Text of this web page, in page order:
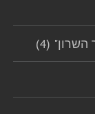
(4)